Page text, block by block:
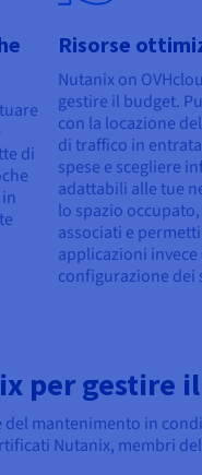
di
Risorse
Nutanix on
gestire il budget.
con la locazione
di traffico in
spese e scegliere
adattabili alle tue
lo spazio
associati e
applicazioni
configurazione dei
per gestire
mantenimento in
Nutanix, membri